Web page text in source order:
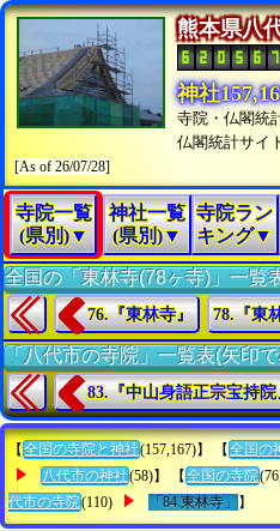
熊本県八
神社
寺院・仏閣統
仏閣統計サイ
[As of 26/07/28]
寺院一覧
(県別)▼
神社一覧
(県別)▼
寺院ラン
キング▼
全国の「東林寺(78ヶ寺)」一覧
76.『東林寺』 78.『東
「八代市の寺院」一覧表(矢印
83.『中山身語正宗宝持院
【 全国の寺院と神社(157,167)】 【 全国の
八代市の神社(58)】 【 全国の寺院
代市の寺院(110) 「84.東林寺」 】